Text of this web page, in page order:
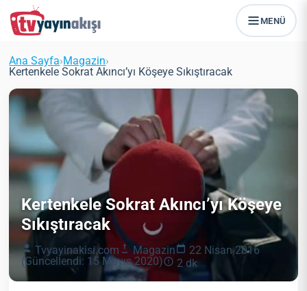
MENÜ
Ana Sayfa›Magazin›
Kertenkele Sokrat Akıncı’yı Köşeye Sıkıştıracak
Kertenkele Sokrat Akıncı’yı Köşeye
Sıkıştıracak
Tvyayinakisi.com Magazin
22 Nisan 2016
(Güncellendi: 15 Mayıs 2020)
2 dk